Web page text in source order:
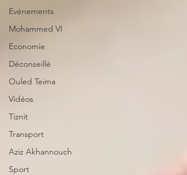
Evénements
Mohammed VI
Economie
Déconseillé
Ouled Teima
Vidéos
Tiznit
Transport
Aziz Akhannouch
Sport